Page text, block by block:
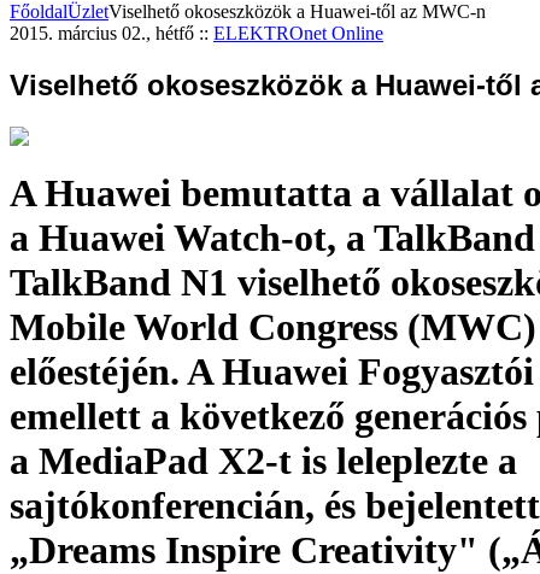
FőoldalÜzletViselhető okoseszközök a Huawei-től az MWC-n
2015. március 02., hétfő :: ELEKTROnet Online
Viselhető okoseszközök a Huawei-től
A Huawei bemutatta a vállalat
a Huawei Watch-ot, a TalkBand
TalkBand N1 viselhető
Mobile World Congress (MWC)
előestéjén. A Huawei
emellett a következő
a MediaPad X2-t is leleplezte a
sajtókonferencián, és
„Dreams Inspire Creativity"